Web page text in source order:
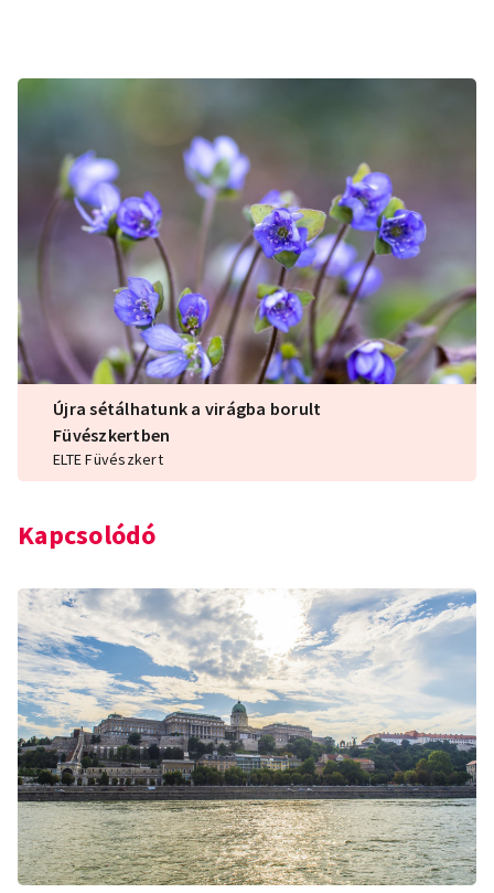
Újra sétálhatunk a virágba borult
Füvészkertben
ELTE Füvészkert
Kapcsolódó